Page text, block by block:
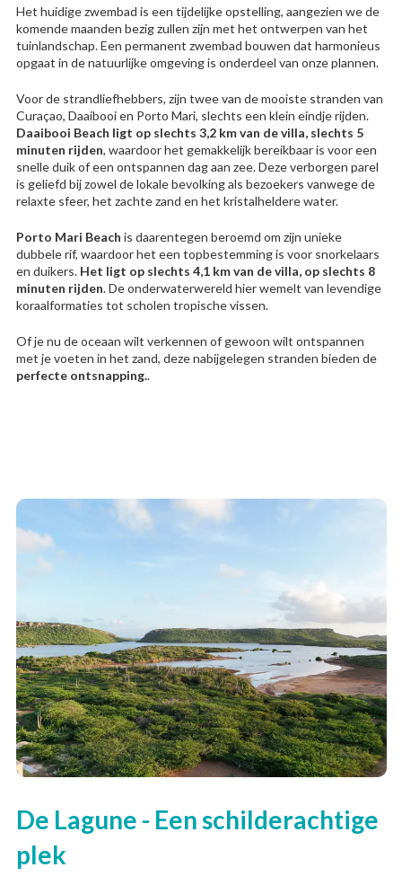
Het huidige zwembad is een tijdelijke opstelling, aangezien we de
komende maanden bezig zullen zijn met het ontwerpen van het
tuinlandschap. Een permanent zwembad bouwen dat harmonieus
opgaat in de natuurlijke omgeving is onderdeel van onze plannen.
Voor de strandliefhebbers, zijn twee van de mooiste stranden van
Curaçao, Daaibooi en Porto Mari, slechts een klein eindje rijden.
Daaibooi Beach ligt op slechts 3,2 km van de villa, slechts 5
minuten rijden, waardoor het gemakkelijk bereikbaar is voor een
snelle duik of een ontspannen dag aan zee. Deze verborgen parel
is geliefd bij zowel de lokale bevolking als bezoekers vanwege de
relaxte sfeer, het zachte zand en het kristalheldere water.
Porto Mari Beach is daarentegen beroemd om zijn unieke
dubbele rif, waardoor het een topbestemming is voor snorkelaars
en duikers. Het ligt op slechts 4,1 km van de villa, op slechts 8
minuten rijden. De onderwaterwereld hier wemelt van levendige
koraalformaties tot scholen tropische vissen.
Of je nu de oceaan wilt verkennen of gewoon wilt ontspannen
met je voeten in het zand, deze nabijgelegen stranden bieden de
perfecte ontsnapping..
De Lagune - Een schilderachtige
plek